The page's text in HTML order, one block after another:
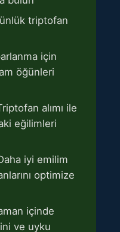
triptofan
için
öğünleri
alımı ile
eğilimleri
iyi emilim
optimize
içinde
ve uyku